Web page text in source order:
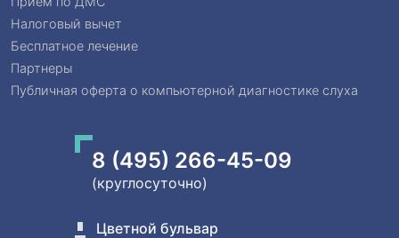
Налоговый вычет
Бесплатное лечение
Партнеры
Публичная оферта о компьютерной диагностике слуха
8 (495) 266-45-09
(круглосуточно)
Цветной бульвар